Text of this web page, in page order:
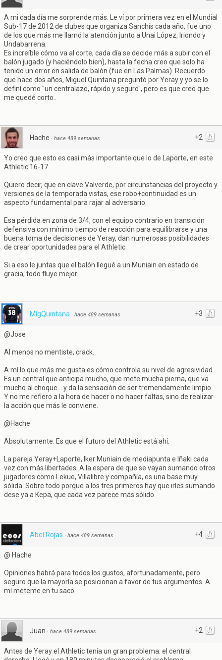
A mi cada día me sorprende más. Le ví por primera vez en el Mundial
Sub-17 de 2012 de clubes que organiza Sanchís cada año, fue uno
de los que más me llamó la atención junto a Unai López, Iriondo y
Undabarrena.
Es increíble cómo va al corte, cada día se decide más a subir con el
balón jugado (y haciéndolo bien), hasta la fecha creo que solo ha
tenido un error en salida de balón (fue en Las Palmas). Recuerdo
que hace dos años, Miguel Quintana preguntó por Yeray y yo se lo
definí como "un centralazo, rápido y seguro", pero es que creo que
me quedé corto..
+2
Hache · hace 489 semanas
Yo creo que esto es casi más importante que lo de Laporte, en este
Athletic 16-17.
Quiero decir, que en clave Valverde, por circunstancias del proyecto y
versiones de la temporada vistas, ese robo+continuidad es un
aspecto fundamental para rajar al adversario.
Esa pérdida en zona de 3/4, con el equipo contrario en transición
defensiva con mínimo tiempo de reacción para equilibrarse y una
buena toma de decisiones de Yeray, dan numerosas posibilidades
de crear oportunidades para el Athletic.
Si a eso le juntas que el balón llegué a un Muniain en estado de
gracia, todo fluye mejor.
+3
MigQuintana · hace 489 semanas
@Jose
Al menos no mentiste, crack.
A mí lo que más me gusta es cómo controla su nivel de agresividad.
Es un central que anticipa mucho, que mete mucha pierna, que va
mucho al choque... y da la sensación de ser tremendamente limpio.
Y no me refiero a la hora de hacer o no hacer faltas, sino de realizar
la acción que más le conviene.
@Hache
Absolutamente. Es que el futuro del Athletic está ahí.
La pareja Yeray+Laporte, Iker Muniain de mediapunta e Iñaki cada
vez con más libertades. A la espera de que se vayan sumando otros
jugadores como Lekue, Villalibre y compañía, es una base muy
sólida. Sobre todo porque a los tres primeros hay que irles sumando
dese ya a Kepa, que cada vez parece más sólido.
+4
Abel Rojas · hace 489 semanas
@ Hache
Opiniones habrá para todos los gustos, afortunadamente, pero
seguro que la mayoría se posicionan a favor de tus argumentos. A
mí méteme en tu saco.
+2
Juan · hace 489 semanas
Antes de Yeray el Athletic tenía un gran problema: el central